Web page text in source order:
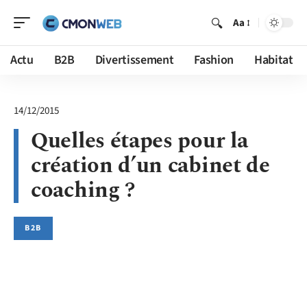
Aa
Actu B2B Divertissement Fashion Habitat
14/12/2015
Quelles étapes pour la
création d’un cabinet de
coaching ?
B2B